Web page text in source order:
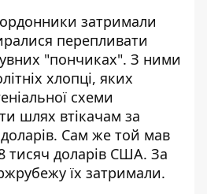
затримали
перепливати
"пончиках". З ними
хлопці, яких
схеми
шлях втікачам за
Сам же той мав
тисяч доларів США. За
їх затримали.